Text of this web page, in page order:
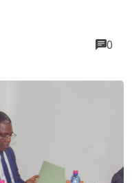
du visible et de
0